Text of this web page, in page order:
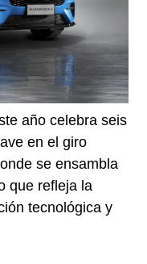
año celebra seis
en el giro
se ensambla
que refleja la
tecnológica y